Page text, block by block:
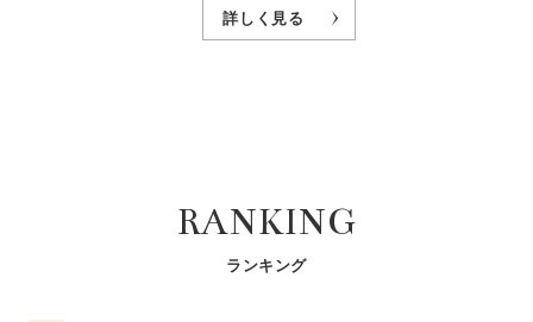
詳しく見る
RANKING
ランキング